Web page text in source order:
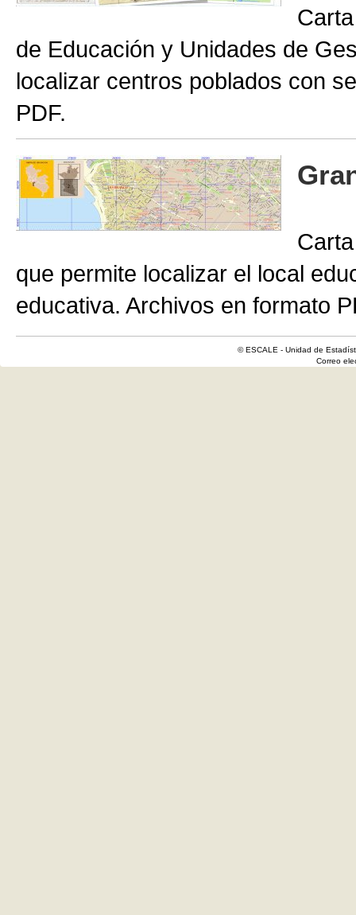
de Educación y Unidades de
localizar centros poblados con
PDF.
que permite localizar el local
educativa. Archivos en formato
© ESCALE - Unidad de
Correo